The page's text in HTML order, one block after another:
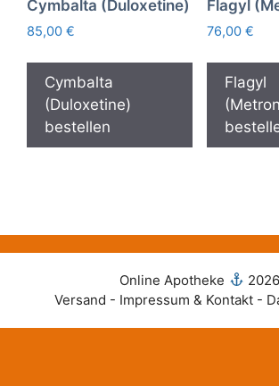
Cymbalta (Duloxetine)
85,00 €
Cymbalta
(Duloxetine)
bestellen
Flagyl
76,00 €
Flagyl
Online Apotheke
2026
Versand - Impressum & Kontakt -